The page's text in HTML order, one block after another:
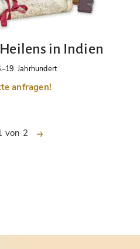
in Indien
Jahrhundert
anfragen!
von 2 nächste